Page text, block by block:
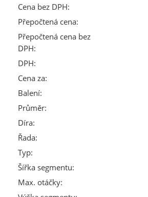
Cena bez DPH:
Přepočtená cena:
Přepočtená cena bez
DPH:
DPH:
Cena za:
Balení:
Průměr:
Díra:
Řada:
Typ:
Šířka segmentu:
Max. otáčky: